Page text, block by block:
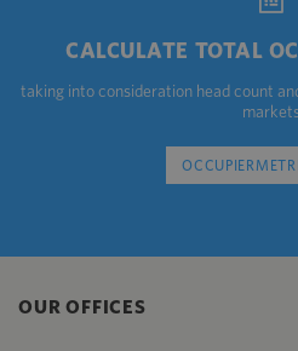
CALCULATE TOTAL
taking into consideration head count
OUR OFFICES